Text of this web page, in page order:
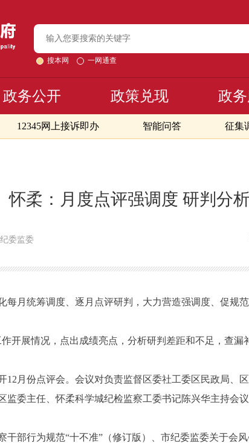
搜本网 一网通查
政务公开 政策兑现 政
12345网上接诉即办 智能问答 征集
怀柔：月度点评强调度 研判分
委监委
月统筹调度、逐月点评研判，大力营造强调度、促规
展情况，点出成绩亮点，分析研判差距和不足，查漏
月份点评会。会议对负责监督区委社工委区民政局、
监委主任、怀柔科学城纪检监察工委书记陈兴华主持会
部行为规范“十不准”（修订版）、市纪委监委关于会